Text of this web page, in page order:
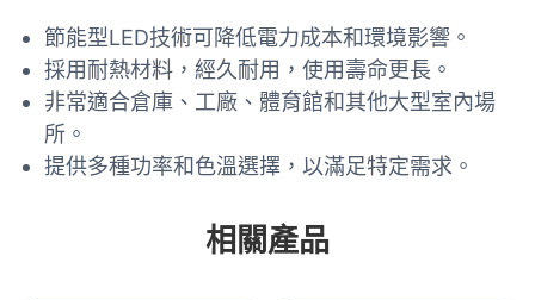
節能型LED技術可降低電力成本和環境影響。
採用耐熱材料，經久耐用，使用壽命更長。
非常適合倉庫、工廠、體育館和其他大型室內場
所。
提供多種功率和色溫選擇，以滿足特定需求。
相關產品